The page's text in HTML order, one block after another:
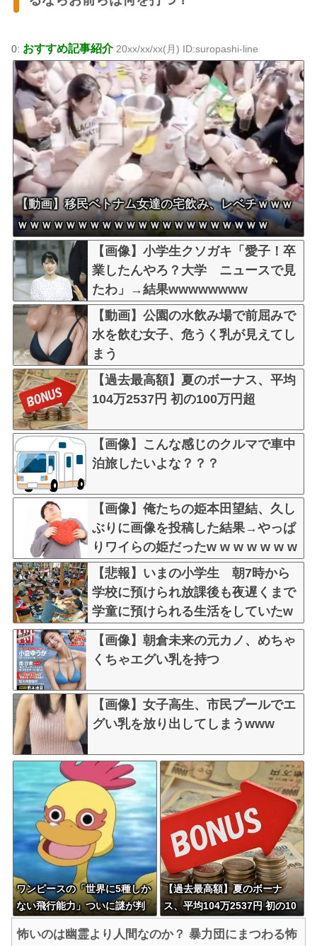
0: おすすめ記事紹介20xx/xx/xx(月) ID:suropashi-line
【動画】移民ベトナム女達の宅飲み、レベチｗｗｗ
ｗｗｗｗｗｗｗｗｗｗｗｗｗｗｗｗｗｗｗｗｗ
【画像】小学生クソガキ「愛子！卒
業したんやろ？大学 ニュースで見
たわ」→結果wwwwwwww
【動画】公園の水飲み場で前屈みで
水を飲む女子、危うく乳が見えてし
まう
【過去最高額】夏のボーナス、平均
104万2537円 初の100万円超
【画像】こんな感じのクルマで車中
泊旅したいよな？？？
【画像】俺たちの姫本田望結、久し
ぶりに画像を投稿した結果→やっぱ
りワイらの姫だったw w w w w w w
w w w
【悲報】いまの小学生 朝7時から
学校に預けられ放課後も夜遅くまで
学童に預けられる生活をしていたw
wwwwwwwwwwwww
【画像】朝倉未来の元カノ、めちゃ
くちゃエグい乳を持つ
【画像】女子高生、市民プールでエ
グい乳を放り出してしまうwww
ワンピースの「世界に5種しか
ない飛行能力」ついに謎が判
【過去最高額】夏のボーナ
ス、平均104万2537円 初の10
怖いのは幽霊より人間なのか？ 暴力団にまつわる怖